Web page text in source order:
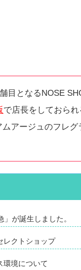
目となるNOSE
で店長をしておら
アージュのフレ
が誕生しました。
レクトショップ
環境について